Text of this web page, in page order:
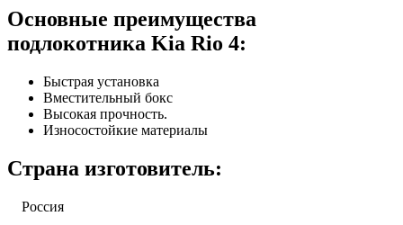
Основные преимущества
подлокотника Kia Rio 4:
Быстрая установка
Вместительный бокс
Высокая прочность.
Износостойкие материалы
Страна изготовитель:
Россия